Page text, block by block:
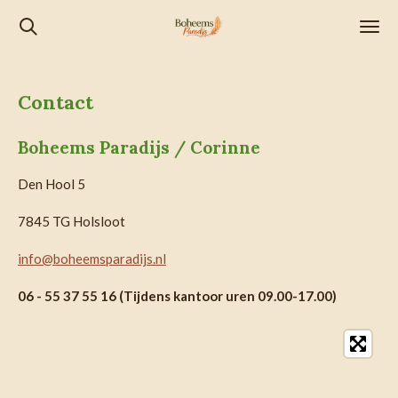
Ga
Contact
Boheems Paradijs / Corinne
Den Hool 5
7845 TG Holsloot
info@boheemsparadijs.nl
06 - 55 37 55 16 (Tijdens kantoor uren 09.00-17.00)